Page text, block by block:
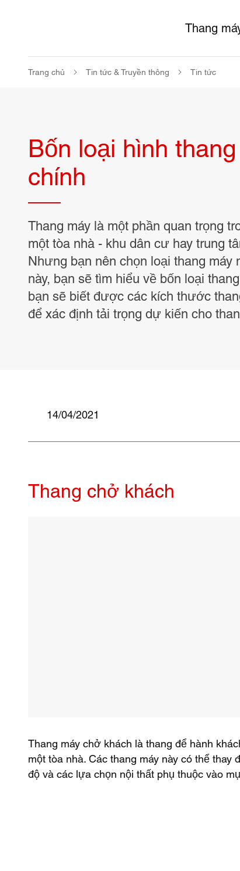
Thang
Trang chủ Tin tức & Truyền thông Tin tức
Bốn loại hình
chính
Thang máy là một phần quan trọng
một tòa nhà - khu dân cư hay trung
Nhưng bạn nên chọn loại thang máy
này, bạn sẽ tìm hiểu về bốn loại
bạn sẽ biết được các kích thước
để xác định tải trọng dự kiến cho than
14/04/2021
Thang chở khách
Thang máy chở khách là thang để hành
một tòa nhà. Các thang máy này có thể thay
độ và các lựa chọn nội thất phụ thuộc vào